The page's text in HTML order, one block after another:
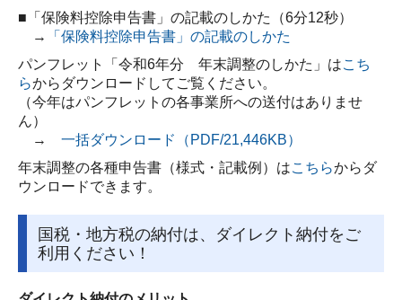
■「保険料控除申告書」の記載のしかた（6分12秒）
→
「保険料控除申告書」の記載のしかた
パンフレット「令和6年分 年末調整のしかた」はこち
らからダウンロードしてご覧ください。
（今年はパンフレットの各事業所への送付はありませ
ん）
→ 一括ダウンロード（PDF/21,446KB）
年末調整の各種申告書（様式・記載例）はこちらからダ
ウンロードできます。
国税・地方税の納付は、ダイレクト納付をご
利用ください！